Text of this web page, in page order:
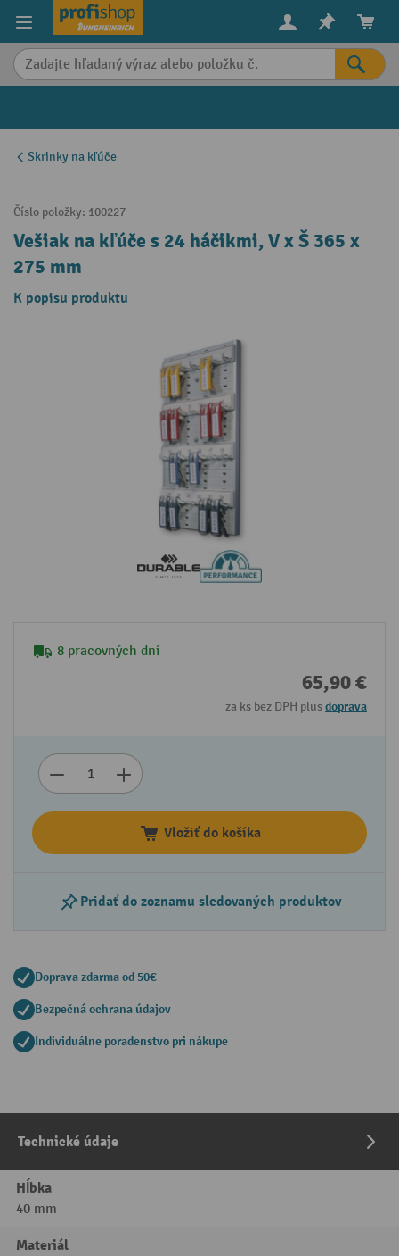
content
Skrinky na kľúče
Číslo položky: 100227
Vešiak na kľúče s 24 háčikmi, V x Š 365 x
275 mm
K popisu produktu
8 pracovných dní
65,90 €
za ks bez DPH plusdoprava
Vložiť do košíka
Pridať do zoznamu sledovaných produktov
Doprava zdarma od 50€
Bezpečná ochrana údajov
Individuálne poradenstvo pri nákupe
Technické údaje
Hĺbka
40 mm
Materiál